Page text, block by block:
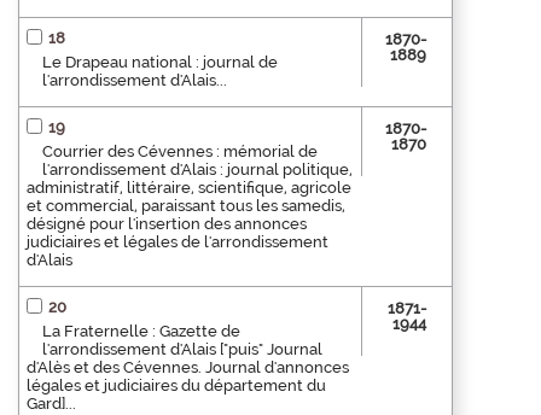
18
Le Drapeau national : journal de
l'arrondissement d'Alais...
1870-
1889
19
Courrier des Cévennes : mémorial de
l'arrondissement d'Alais : journal politique,
administratif, littéraire, scientifique, agricole
et commercial, paraissant tous les samedis,
désigné pour l'insertion des annonces
judiciaires et légales de l'arrondissement
d'Alais
1870-
1870
20
La Fraternelle : Gazette de
l'arrondissement d'Alais ["puis" Journal
d'Alès et des Cévennes. Journal d'annonces
légales et judiciaires du département du
Gard]...
1871-
1944